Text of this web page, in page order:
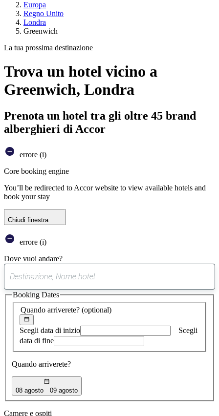
Europa
Regno Unito
Londra
Greenwich
La tua prossima destinazione
Trova un hotel vicino a
Greenwich, Londra
Prenota un hotel tra gli oltre 45 brand
alberghieri di Accor
errore (i)
Core booking engine
You’ll be redirected to Accor website to view available hotels and
book your stay
Chiudi finestra
errore (i)
Dove vuoi andare?
suggerimento
trovato
Quando arriverete? (optional)
Scegli data di inizio
Scegli
data di fine
Quando arriverete?
08 agosto 09 agosto
Booking Dates
Camere e ospiti